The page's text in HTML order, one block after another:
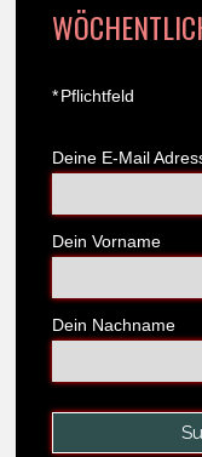
*Pflichtfeld
Deine E-Mail
Dein Vorname
Dein Nachname